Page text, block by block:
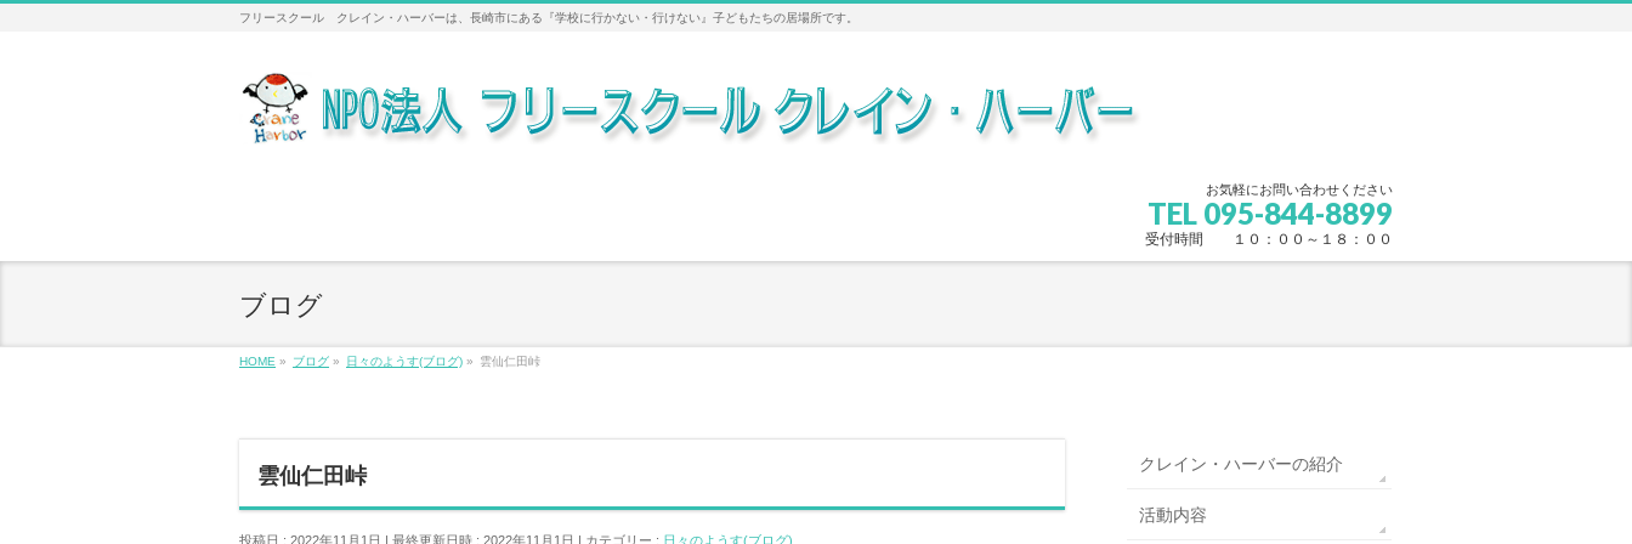
フリースクール クレイン・ハーバーは、長崎市にある『学校に行かない・行けない』子どもたちの居場所です。
お気軽にお問い合わせください
TEL 095-844-8899
受付時間 １０：００～１８：００
ブログ
HOME » ブログ » 日々のようす(ブログ) » 雲仙仁田峠
雲仙仁田峠
投稿日 : 2022年11月1日 最終更新日時 : 2022年11月1日 カテゴリー : 日々のようす(ブログ)
クレイン・ハーバーの紹介
活動内容